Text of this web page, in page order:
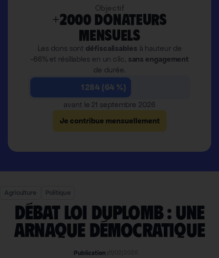
+2000 donateurs
mensuels
Les dons sont défiscalisables à hauteur de
-66% et résiliables en un clic, sans engagement
de durée.
1 284 (64 %)
avant le 21 septembre 2026
Je contribue mensuellement
Agriculture Politique
Débat loi Duplomb : une
arnaque démocratique
Publication :11/02/2026